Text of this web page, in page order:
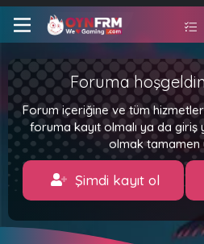
Foruma
Forum içeriğine ve tüm
foruma kayıt olmalı ya da giriş
olmak tamamen
Şimdi kayıt ol